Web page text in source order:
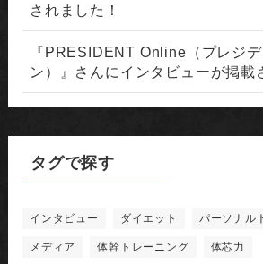
されました！
『PRESIDENT Online（プレジ
ン）』さんにインタビューが掲載
タグで探す
インタビュー ダイエット パーソナル
メディア 体幹トレーニング 体芯力